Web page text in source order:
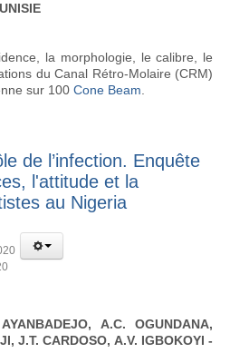
la morphologie, le calibre, le
du Canal Rétro-Molaire (CRM)
sur 100 Cone Beam
de l’infection. Enquête
l'attitude et la
au Nigeria
A.C. OGUNDANA,
J.T. CARDOSO, A.V. IGBOKOYI -